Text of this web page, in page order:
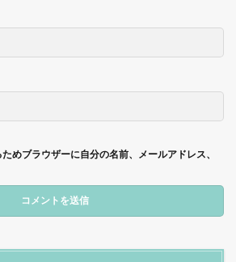
めブラウザーに自分の名前、メールアドレス、